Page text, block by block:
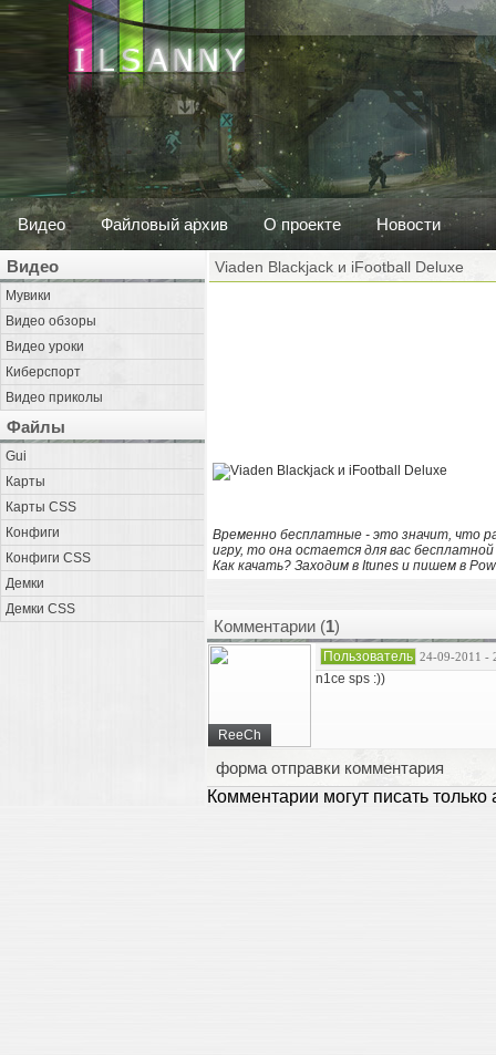
Видео Файловый архив О проекте Новости
Видео
Мувики
Видео обзоры
Видео уроки
Киберспорт
Видео приколы
Файлы
Gui
Карты
Карты CSS
Конфиги
Конфиги CSS
Демки
Демки CSS
Viaden Blackjack и iFootball Deluxe
Временно бесплатные - это значит, что
игру, то она остается для вас бесплатной
Как качать? Заходим в Itunes и пишем в
Комментарии (1)
ReeCh
Пользователь 24-09-2011 -
n1ce sps :))
форма отправки комментария
Комментарии могут писать